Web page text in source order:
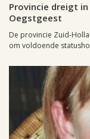
Provincie dreigt
Oegstgeest
De provincie Zuid-
om voldoende